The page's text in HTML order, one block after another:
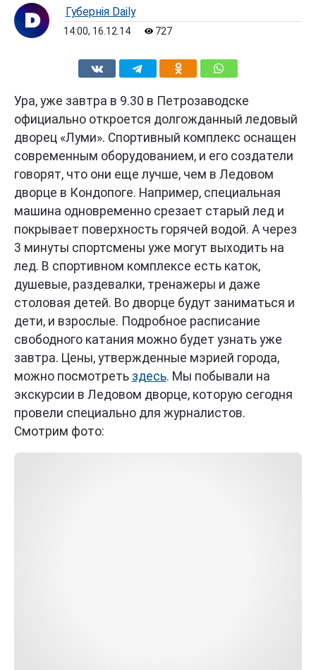
Губернiя Daily
14:00, 16.12.14 727
Ура, уже завтра в 9.30 в Петрозаводске
официально откроется долгожданный ледовый
дворец «Луми». Спортивный комплекс оснащен
современным оборудованием, и его создатели
говорят, что они еще лучше, чем в Ледовом
дворце в Кондопоге. Например, специальная
машина одновременно срезает старый лед и
покрывает поверхность горячей водой. А через
3 минуты спортсмены уже могут выходить на
лед. В спортивном комплексе есть каток,
душевые, раздевалки, тренажеры и даже
столовая детей. Во дворце будут заниматься и
дети, и взрослые. Подробное расписание
свободного катания можно будет узнать уже
завтра. Цены, утвержденные мэрией города,
можно посмотреть здесь. Мы побывали на
экскурсии в Ледовом дворце, которую сегодня
провели специально для журналистов.
Смотрим фото: